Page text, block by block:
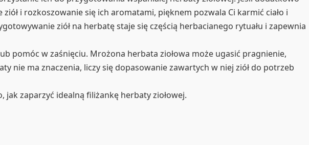
i rozkoszowanie się ich aromatami, pięknem pozwala Ci karmić ciało i
ziół na herbatę staje się częścią herbacianego rytuału i zapewnia
pomóc w zaśnięciu. Mrożona herbata ziołowa może ugasić pragnienie,
nie ma znaczenia, liczy się dopasowanie zawartych w niej ziół do potrzeb
zaparzyć idealną filiżankę herbaty ziołowej.